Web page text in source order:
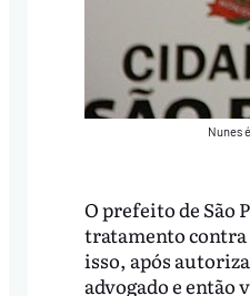
Nunes
O prefeito de São
tratamento contra
isso, após
advogado e então